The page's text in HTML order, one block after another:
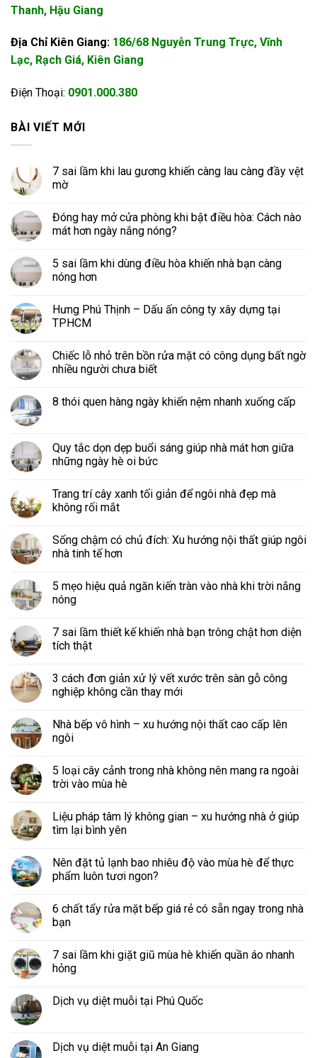
Thanh, Hậu Giang
Địa Chỉ Kiên Giang: 186/68 Nguyễn Trung Trực, Vĩnh
Lạc, Rạch Giá, Kiên Giang
Điện Thoại: 0901.000.380
BÀI VIẾT MỚI
7 sai lầm khi lau gương khiến càng lau càng đầy vệt
mờ
Đóng hay mở cửa phòng khi bật điều hòa: Cách nào
mát hơn ngày nắng nóng?
5 sai lầm khi dùng điều hòa khiến nhà bạn càng
nóng hơn
Hưng Phú Thịnh – Dấu ấn công ty xây dựng tại
TPHCM
Chiếc lỗ nhỏ trên bồn rửa mặt có công dụng bất ngờ
nhiều người chưa biết
8 thói quen hàng ngày khiến nệm nhanh xuống cấp
Quy tắc dọn dẹp buổi sáng giúp nhà mát hơn giữa
những ngày hè oi bức
Trang trí cây xanh tối giản để ngôi nhà đẹp mà
không rối mắt
Sống chậm có chủ đích: Xu hướng nội thất giúp ngôi
nhà tinh tế hơn
5 mẹo hiệu quả ngăn kiến tràn vào nhà khi trời nắng
nóng
7 sai lầm thiết kế khiến nhà bạn trông chật hơn diện
tích thật
3 cách đơn giản xử lý vết xước trên sàn gỗ công
nghiệp không cần thay mới
Nhà bếp vô hình – xu hướng nội thất cao cấp lên
ngôi
5 loại cây cảnh trong nhà không nên mang ra ngoài
trời vào mùa hè
Liệu pháp tâm lý không gian – xu hướng nhà ở giúp
tìm lại bình yên
Nên đặt tủ lạnh bao nhiêu độ vào mùa hè để thực
phẩm luôn tươi ngon?
6 chất tẩy rửa mặt bếp giá rẻ có sẵn ngay trong nhà
bạn
7 sai lầm khi giặt giũ mùa hè khiến quần áo nhanh
hỏng
Dịch vụ diệt muỗi tại Phú Quốc
Dịch vụ diệt muỗi tại An Giang